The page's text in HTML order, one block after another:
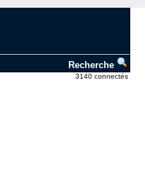
Recherche
3140 connectés